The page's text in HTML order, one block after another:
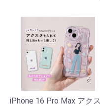
iPhone 16 Pro Max アクス